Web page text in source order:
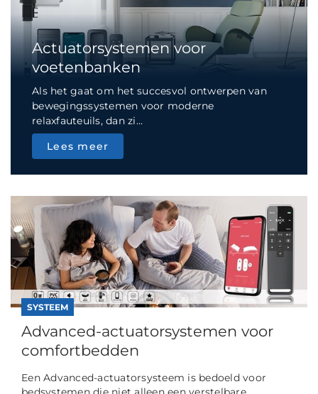
Actuatorsystemen voor
voetenbanken
Als het gaat om het succesvol ontwerpen van
bewegingssystemen voor moderne
relaxfauteuils, dan zi...
Lees meer
SYSTEEM
Advanced-actuatorsystemen voor
comfortbedden
Een Advanced-actuatorsysteem is bedoeld voor